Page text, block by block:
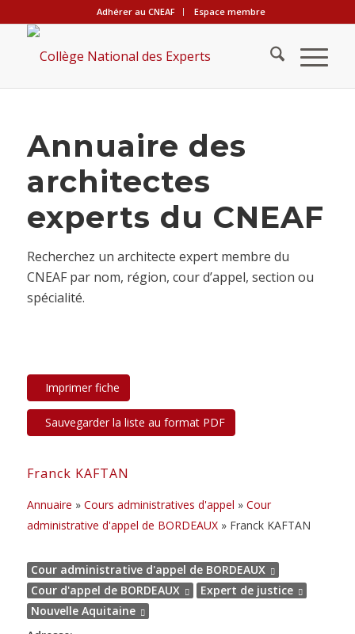
Adhérer au CNEAF Espace membre
Annuaire des
architectes
experts du CNEAF
Recherchez un architecte expert membre du
CNEAF par nom, région, cour d’appel, section ou
spécialité.
Franck KAFTAN
Annuaire » Cours administratives d'appel » Cour
administrative d'appel de BORDEAUX» Franck KAFTAN
Cour administrative d'appel de BORDEAUX
Cour d'appel de BORDEAUX
Expert de justice
Nouvelle Aquitaine